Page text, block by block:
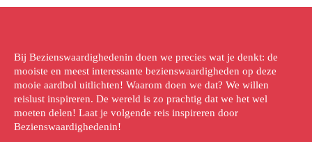
Bij Bezienswaardighedenin doen we precies wat je denkt: de
mooiste en meest interessante bezienswaardigheden op deze
mooie aardbol uitlichten! Waarom doen we dat? We willen
reislust inspireren. De wereld is zo prachtig dat we het wel
moeten delen! Laat je volgende reis inspireren door
Bezienswaardighedenin!